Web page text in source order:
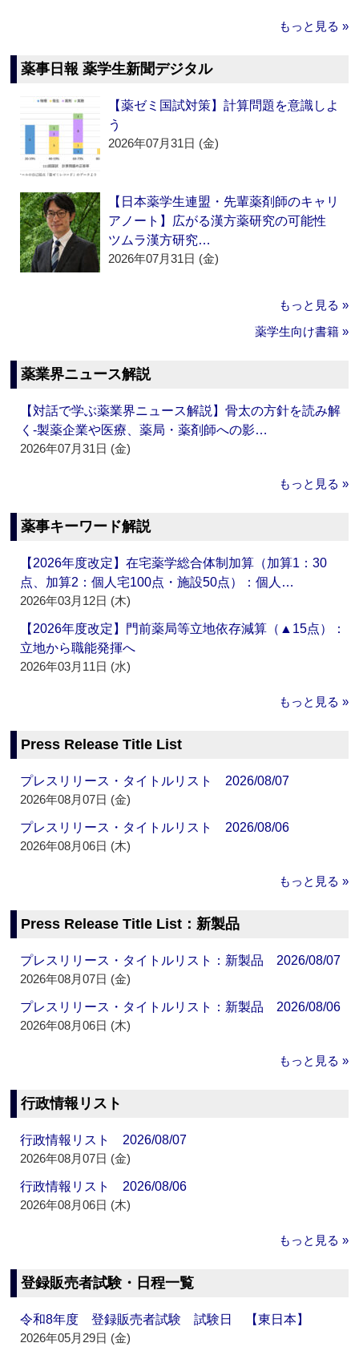
もっと見る »
薬事日報 薬学生新聞デジタル
【薬ゼミ国試対策】計算問題を意識しよ
う
2026年07月31日 (金)
【日本薬学生連盟・先輩薬剤師のキャリ
アノート】広がる漢方薬研究の可能性
ツムラ漢方研究…
2026年07月31日 (金)
もっと見る »
薬学生向け書籍 »
薬業界ニュース解説
【対話で学ぶ薬業界ニュース解説】骨太の方針を読み解
く‐製薬企業や医療、薬局・薬剤師への影…
2026年07月31日 (金)
もっと見る »
薬事キーワード解説
【2026年度改定】在宅薬学総合体制加算（加算1：30
点、加算2：個人宅100点・施設50点）：個人…
2026年03月12日 (木)
【2026年度改定】門前薬局等立地依存減算（▲15点）：
立地から職能発揮へ
2026年03月11日 (水)
もっと見る »
Press Release Title List
プレスリリース・タイトルリスト 2026/08/07
2026年08月07日 (金)
プレスリリース・タイトルリスト 2026/08/06
2026年08月06日 (木)
もっと見る »
Press Release Title List：新製品
プレスリリース・タイトルリスト：新製品 2026/08/07
2026年08月07日 (金)
プレスリリース・タイトルリスト：新製品 2026/08/06
2026年08月06日 (木)
もっと見る »
行政情報リスト
行政情報リスト 2026/08/07
2026年08月07日 (金)
行政情報リスト 2026/08/06
2026年08月06日 (木)
もっと見る »
登録販売者試験・日程一覧
令和8年度 登録販売者試験 試験日 【東日本】
2026年05月29日 (金)